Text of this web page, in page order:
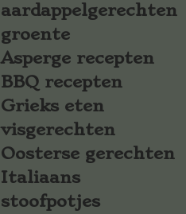
aardappelgerechten
groente
Asperge recepten
BBQ recepten
Grieks eten
visgerechten
Oosterse gerechten
Italiaans
stoofpotjes